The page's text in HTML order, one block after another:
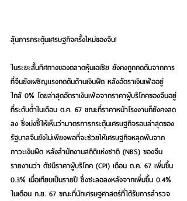
ลุ้นการกระตุ้นเศรษฐกิจครั้งใหม่ของจีน!
ในระยะสั้นทิศทางของตลาดหุ้นเอเชีย ยังคงถูกกดดันจากการ
ที่จีนยังเผชิญแรงกดดันด้านเงินฝืด หลังอัตราเงินเฟ้ออยู่
ใกล้ 0% โดยล่าสุดอัตราเงินเฟ้อจากราคาผู้บริโภคของจีนอยู่
ที่ระดับต่ำในเดือน ต.ค. 67 ขณะที่ราคาหน้าโรงงานก็ยังคงลด
ลง ซึ่งบ่งชี้ให้เห็นว่ามาตรการกระตุ้นเศรษฐกิจรอบล่าสุดของ
รัฐบาลจีนยังไม่เพียงพอที่จะช่วยให้เศรษฐกิจหลุดพ้นจาก
ภาวะเงินฝืด หลังสำนักงานสถิติแห่งชาติ (NBS) ของจีน
รายงานว่า ดัชนีราคาผู้บริโภค (CPI) เดือน ต.ค. 67 เพิ่มขึ้น
0.3% เมื่อเทียบเป็นรายปี ซึ่งชะลอลงหลังจากเพิ่มขึ้น 0.4%
ในเดือน ก.ย. 67 ขณะที่นักเศรษฐศาสตร์ที่ได้รับการสำรวจ